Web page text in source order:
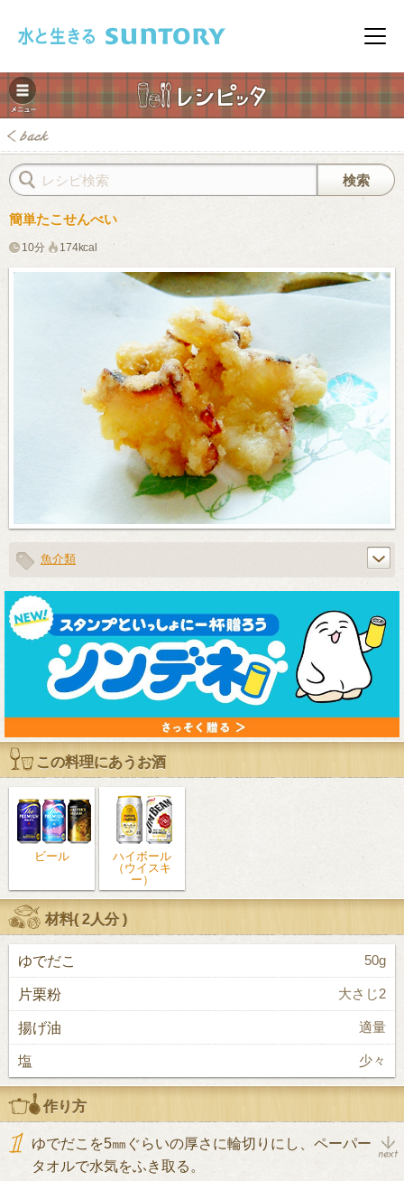
メニ
レシピ
簡単たこせんべい
10分 174kcal
魚介類
この料理にあうお酒
ビール
ハイボール
（ウイスキ
ー）
材料(2人分)
ゆでだこ 50g
片栗粉 大さじ2
揚げ油 適量
塩 少々
作り方
ゆでだこを5㎜ぐらいの厚さに輪切りにし、ペーパー
タオルで水気をふき取る。